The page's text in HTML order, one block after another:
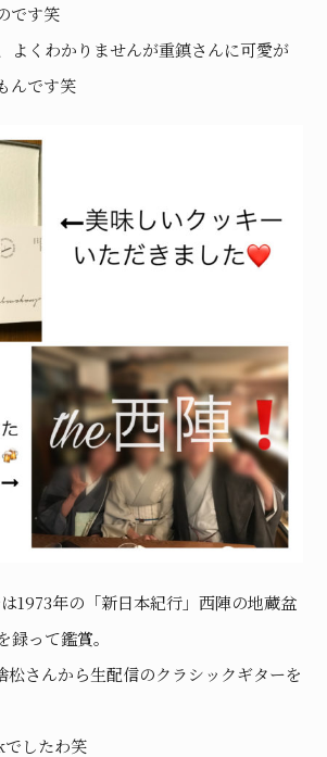
です笑
よくわかりませんが重鎮さんに可愛が
んです笑
1973年の「新日本紀行」西陣の地蔵盆
って鑑賞。
松さんから生配信のクラシックギターを
したわ笑